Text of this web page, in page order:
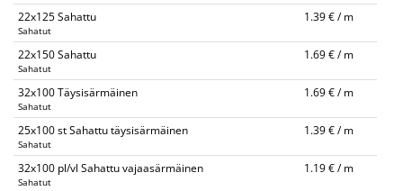
22x125 Sahattu
Sahatut
1.39 € / m
22x150 Sahattu
Sahatut
1.69 € / m
32x100 Täysisärmäinen
Sahatut
1.69 € / m
25x100 st Sahattu täysisärmäinen
Sahatut
1.39 € / m
32x100 pl/vl Sahattu vajaasärmäinen
Sahatut
1.19 € / m